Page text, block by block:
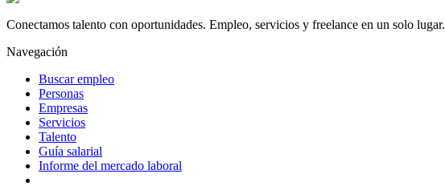
Conectamos talento con oportunidades. Empleo, servicios y freelance en un solo lugar.
Navegación
Buscar empleo
Personas
Empresas
Servicios
Talento
Guía salarial
Informe del mercado laboral